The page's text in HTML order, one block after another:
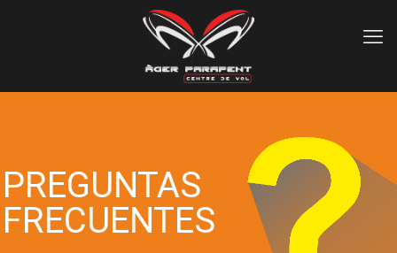
PREGUNTAS
FRECUENTES